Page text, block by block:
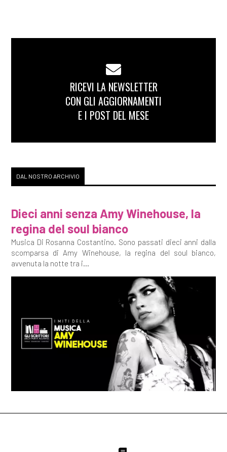
RICEVI LA NEWSLETTER
CON GLI AGGIORNAMENTI
E I POST DEL MESE
DAL NOSTRO ARCHIVIO
Dieci anni senza Amy Winehouse, la
regina del soul bianco
Musica Di Rosanna Costantino. Sono passati dieci anni dalla
scomparsa di Amy Winehouse, la regina del soul bianco,
avvenuta la notte tra i...